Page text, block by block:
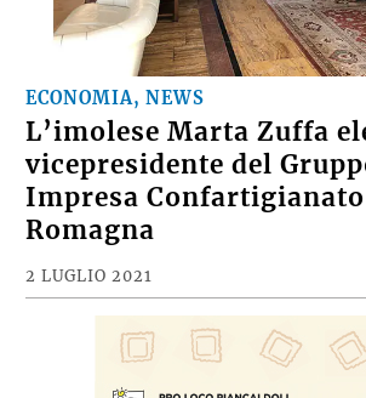
ECONOMIA, NEWS
L’imolese Marta Zuffa
vicepresidente del
Impresa
Romagna
2 LUGLIO 2021